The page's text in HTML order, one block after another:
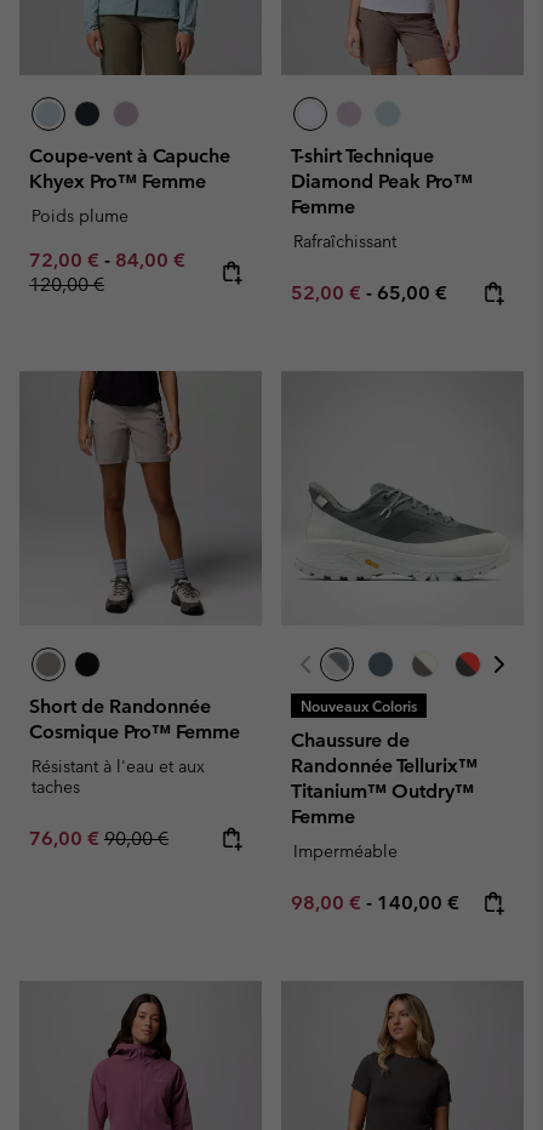
Coupe-vent à Capuche
Khyex Pro™ Femme
Poids plume
Minimum sale price:
72,00 € - Maximum sale price:
84,00 € Regular price:
120,00 €
T-shirt Technique
Diamond Peak Pro™
Femme
Rafraîchissant
Minimum sale price:
52,00 € - Maximum price:
65,00 €
Short de Randonnée
Cosmique Pro™ Femme
Résistant à l'eau et aux
taches
Sale price:
76,00 € Regular price:
90,00 €
Nouveaux Coloris
Chaussure de
Randonnée Tellurix™
Titanium™ Outdry™
Femme
Imperméable
Minimum sale price:
98,00 € - Maximum price:
140,00 €